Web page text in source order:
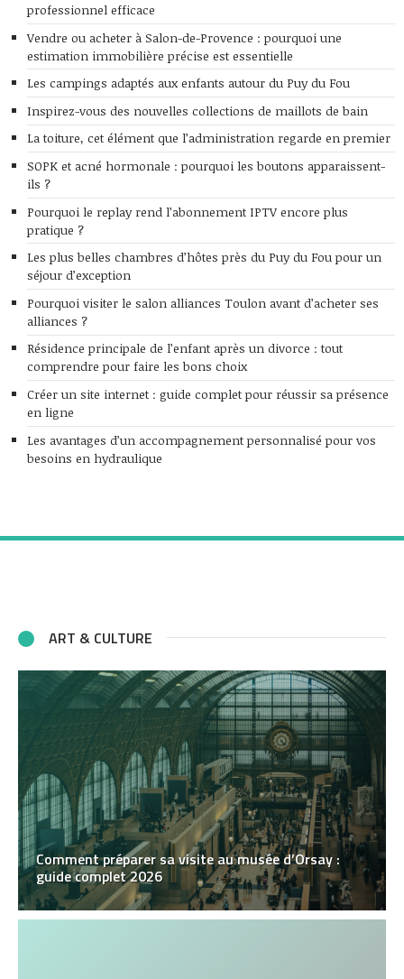
professionnel efficace
Vendre ou acheter à Salon-de-Provence : pourquoi une
estimation immobilière précise est essentielle
Les campings adaptés aux enfants autour du Puy du Fou
Inspirez-vous des nouvelles collections de maillots de bain
La toiture, cet élément que l’administration regarde en premier
SOPK et acné hormonale : pourquoi les boutons apparaissent-
ils ?
Pourquoi le replay rend l’abonnement IPTV encore plus
pratique ?
Les plus belles chambres d’hôtes près du Puy du Fou pour un
séjour d’exception
Pourquoi visiter le salon alliances Toulon avant d’acheter ses
alliances ?
Résidence principale de l’enfant après un divorce : tout
comprendre pour faire les bons choix
Créer un site internet : guide complet pour réussir sa présence
en ligne
Les avantages d’un accompagnement personnalisé pour vos
besoins en hydraulique
ART & CULTURE
Comment préparer sa visite au musée d’Orsay :
guide complet 2026